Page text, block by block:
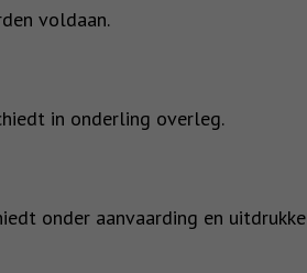
voldaan.
in onderling overleg.
onder aanvaarding en